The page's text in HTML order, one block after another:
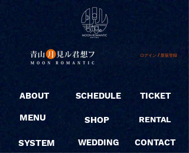
ログイン / 新規登録
ABOUT
MENU
SYSTEM
SCHEDULE
SHOP
WEDDING
TICKET
RENTAL
CONTACT